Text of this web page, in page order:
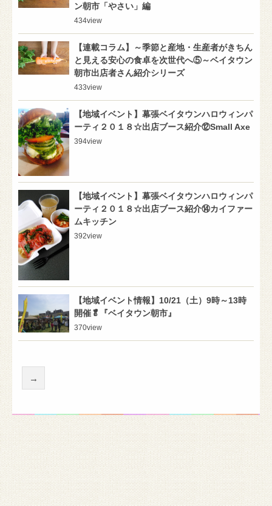
ン朝市「やさい」編
434view
【連載コラム】～季節と産地・生産者がきちん
と見える安心の食卓を次世代へ⑤～ベイタウン
朝市出店者さん紹介シリーズ
433view
【地域イベント】幕張ベイタウンハロウィンパ
ーティ２０１８☆出店ブース紹介⑫Small Axe
394view
【地域イベント】幕張ベイタウンハロウィンパ
ーティ２０１８☆出店ブース紹介⑭カイファー
ムキッチン
392view
【地域イベント情報】10/21（土）9時～13時
開催🥬『ベイタウン朝市』
370view
→